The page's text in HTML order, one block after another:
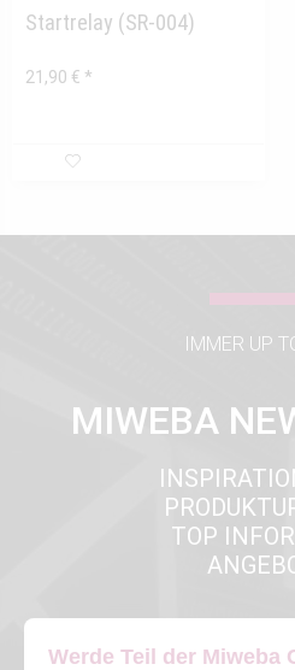
Startrelay (SR-004)
21,90 € *
IMMER UP
MIWEBA
TOP
Werde Teil der Miweba